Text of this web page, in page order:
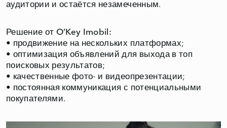
аудитории и остаётся незамеченным.
Решение от O’Key Imobil:
• продвижение на нескольких платформах;
• оптимизация объявлений для выхода в топ
поисковых результатов;
• качественные фото- и видеопрезентации;
• постоянная коммуникация с потенциальными
покупателями.